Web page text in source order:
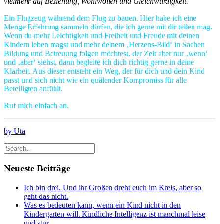
Ein Flugzeug während dem Flug zu bauen. Hier habe ich eine
Menge Erfahrung sammeln dürfen, die ich gerne mit dir teilen mag.
Wenn du mehr Leichtigkeit und Freiheit und Freude mit deinen
Kindern leben magst und mehr deinem ‚Herzens-Bild‘ in Sachen
Bildung und Betreuung folgen möchtest, der Zeit aber nur ‚wenn‘
und ‚aber‘ siehst, dann begleite ich dich richtig gerne in deine
Klarheit. Aus dieser entsteht ein Weg, der für dich und dein Kind
passt und sich nicht wie ein quälender Kompromiss für alle
Beteiligten anfühlt.
Ruf mich einfach an.
by Uta
Neueste Beiträge
Ich bin drei. Und ihr Großen dreht euch im Kreis, aber so
geht das nicht.
Was es bedeuten kann, wenn ein Kind nicht in den
Kindergarten will. Kindliche Intelligenz ist manchmal leise